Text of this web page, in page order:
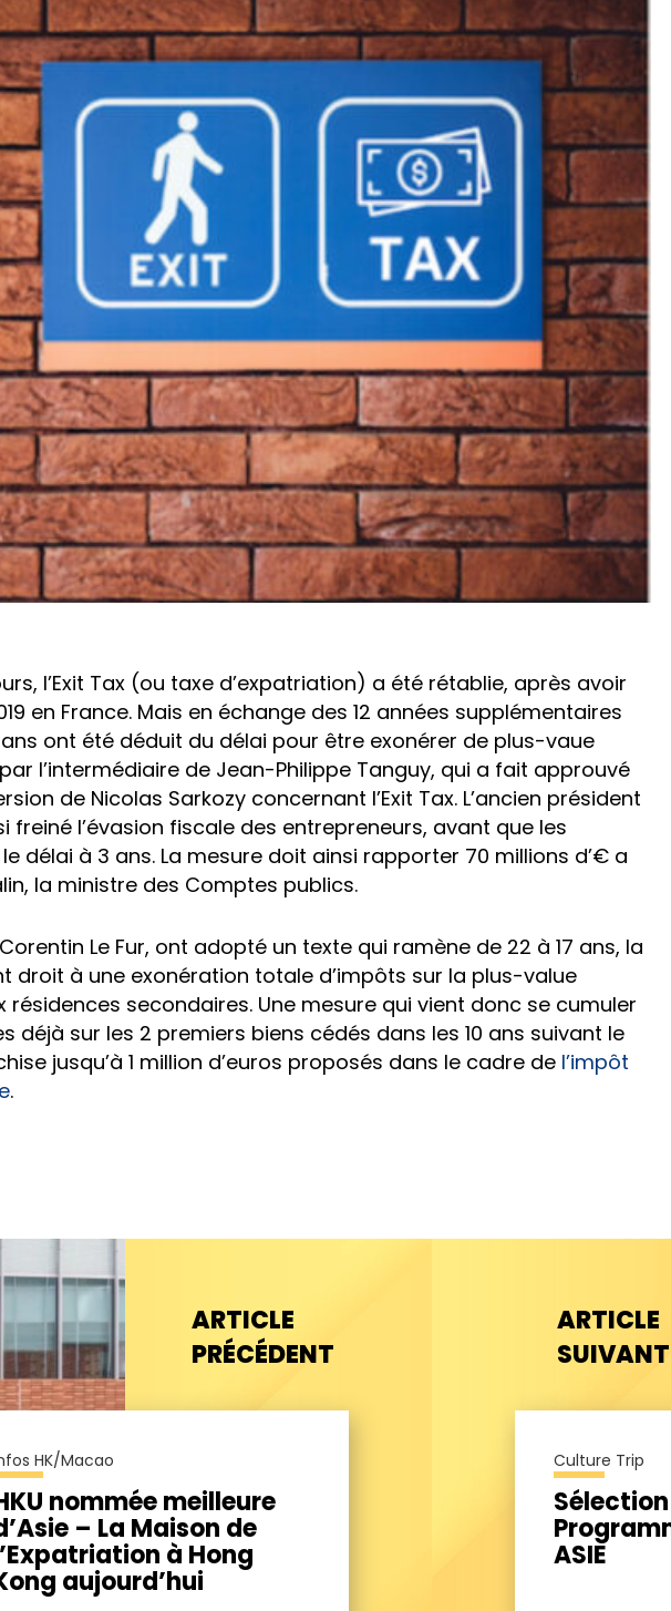
l’Exit Tax (ou taxe d’expatriation) a été rétablie, après avoir
en France. Mais en échange des 12 années supplémentaires
ans ont été déduit du délai pour être exonérer de plus-vaue
par l’intermédiaire de Jean-Philippe Tanguy, qui a fait approuvé
de Nicolas Sarkozy concernant l’Exit Tax. L’ancien président
freiné l’évasion fiscale des entrepreneurs, avant que les
délai à 3 ans. La mesure doit ainsi rapporter 70 millions d’€ a
la ministre des Comptes publics.
Le Fur, ont adopté un texte qui ramène de 22 à 17 ans, la
droit à une exonération totale d’impôts sur la plus-value
secondaires. Une mesure qui vient donc se cumuler
déjà sur les 2 premiers biens cédés dans les 10 ans suivant le
jusqu’à 1 million d’euros proposés dans le cadre de l’impôt
.
ARTICLE
PRÉCÉDENT
HK/Macao
nommée meilleure
– La Maison de
à Hong
aujourd’hui
ARTICLE
SUIVANT
Culture Trip
ASIE